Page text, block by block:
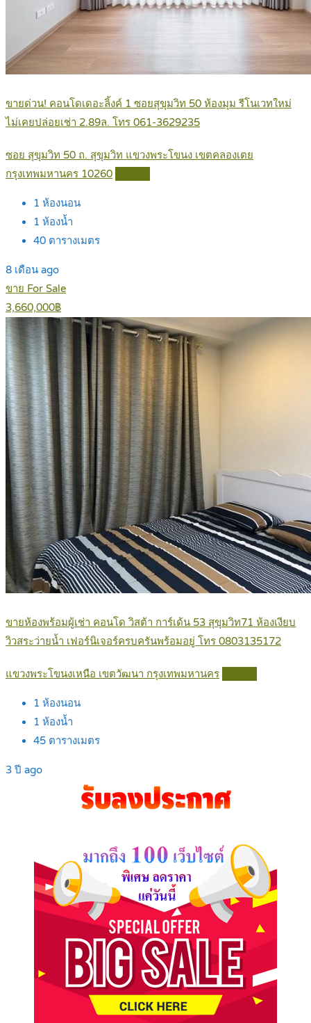
ขายด่วน! คอนโดเดอะลิ้งค์ 1 ซอยสุขุมวิท 50 ห้องมุม รีโนเวทใหม่
ไม่เคยปล่อยเช่า 2.89ล. โทร 061-3629235
ซอย สุขุมวิท 50 ถ. สุขุมวิท แขวงพระโขนง เขตคลองเตย
กรุงเทพมหานคร 10260
1 ห้องนอน
1 ห้องน้ำ
40 ตารางเมตร
8 เดือน ago
ขาย For Sale
3,660,000฿
ขายห้องพร้อมผู้เช่า คอนโด วิสต้า การ์เด้น 53 สุขุมวิท71 ห้องเงียบ
วิวสระว่ายน้ำ เฟอร์นิเจอร์ครบครันพร้อมอยู่ โทร 0803135172
แขวงพระโขนงเหนือ เขตวัฒนา กรุงเทพมหานคร
1 ห้องนอน
1 ห้องน้ำ
45 ตารางเมตร
3 ปี ago